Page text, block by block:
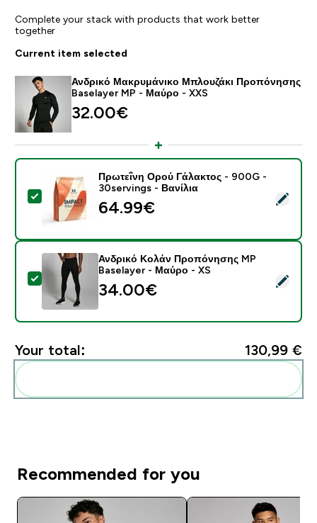
Complete your stack with products that work better
together
Current item selected
Ανδρικό Μακρυμάνικο Μπλουζάκι Προπόνησης
Baselayer MP - Μαύρο - XXS
32.00€‎
Select this product - Πρωτεΐνη Ορού Γάλακτος -
Πρωτεΐνη Ορού Γάλακτος - 900G -
30servings - Βανίλια
64.99€‎
Select this product - Ανδρικό Κολάν Προπόνησης
Ανδρικό Κολάν Προπόνησης MP
Baselayer - Μαύρο - XS
34.00€‎
Your total: 130,99 €‎
Recommended for you